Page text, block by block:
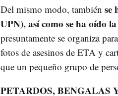
Del mismo modo, también se
UPN), así como se ha oído
presuntamente se organiza
fotos de asesinos de ETA y
que un pequeño grupo de
PETARDOS, BENGALAS